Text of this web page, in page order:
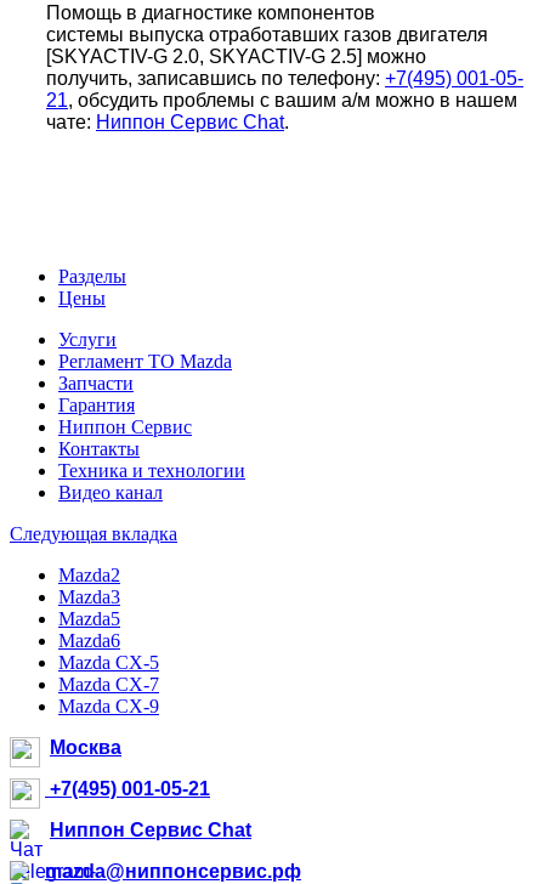
Помощь в диагностике компонентов
системы выпуска отработавших газов двигателя
[SKYACTIV-G 2.0, SKYACTIV-G 2.5] можно
получить, записавшись по телефону: +7(495) 001-05-
21, обсудить проблемы с вашим а/м можно в нашем
чате: Ниппон Сервис Chat.
Разделы
Цены
Услуги
Регламент ТО Mazda
Запчасти
Гарантия
Ниппон Сервис
Контакты
Техника и технологии
Видео канал
Следующая вкладка
Mazda2
Mazda3
Mazda5
Mazda6
Mazda CX-5
Mazda CX-7
Mazda CX-9
Москва
+7(495) 001-05-21
Ниппон Сервис Chat
mazda@ниппонсервис.рф